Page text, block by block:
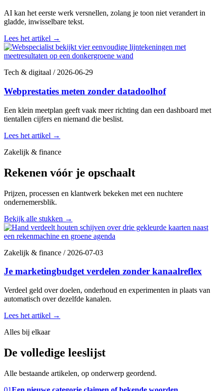
AI kan het eerste werk versnellen, zolang je toon niet verandert in
gladde, inwisselbare tekst.
Lees het artikel →
Tech & digitaal /2026-06-29
Webprestaties meten zonder datadoolhof
Een klein meetplan geeft vaak meer richting dan een dashboard met
tientallen cijfers en niemand die beslist.
Lees het artikel →
Zakelijk & finance
Rekenen vóór je opschaalt
Prijzen, processen en klantwerk bekeken met een nuchtere
ondernemersblik.
Bekijk alle stukken →
Zakelijk & finance /2026-07-03
Je marketingbudget verdelen zonder kanaalreflex
Verdeel geld over doelen, onderhoud en experimenten in plaats van
automatisch over dezelfde kanalen.
Lees het artikel →
Alles bij elkaar
De volledige leeslijst
Alle bestaande artikelen, op onderwerp geordend.